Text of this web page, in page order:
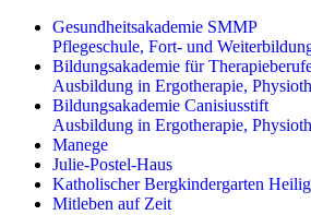
Gesundheitsakademie SMMP
Pflegeschule, Fort- und
Bildungsakademie für
Ausbildung in Ergotherapie,
Bildungsakademie Canisiusstift
Ausbildung in Ergotherapie,
Manege
Julie-Postel-Haus
Katholischer Bergkindergarten
Mitleben auf Zeit